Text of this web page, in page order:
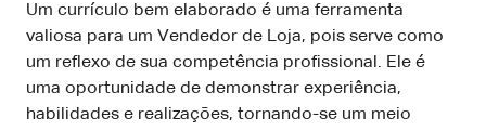
Um currículo bem elaborado é uma ferramenta
valiosa para um Vendedor de Loja, pois serve como
um reflexo de sua competência profissional. Ele é
uma oportunidade de demonstrar experiência,
habilidades e realizações, tornando-se um meio